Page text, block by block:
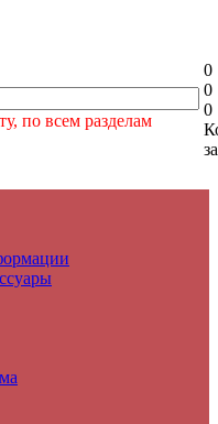
по всем разделам
0
0
0